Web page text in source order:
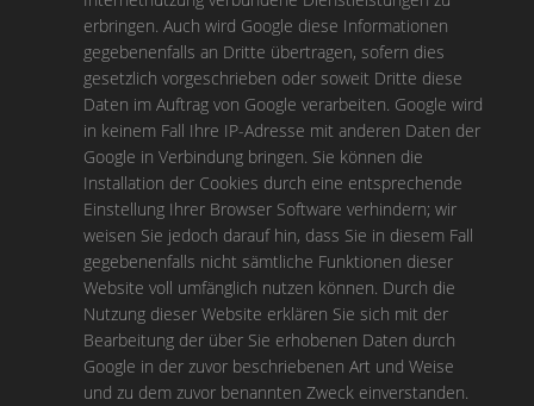
erbringen. Auch wird Google diese Informationen
gegebenenfalls an Dritte übertragen, sofern dies
gesetzlich vorgeschrieben oder soweit Dritte diese
Daten im Auftrag von Google verarbeiten. Google wird
in keinem Fall Ihre IP-Adresse mit anderen Daten der
Google in Verbindung bringen. Sie können die
Installation der Cookies durch eine entsprechende
Einstellung Ihrer Browser Software verhindern; wir
weisen Sie jedoch darauf hin, dass Sie in diesem Fall
gegebenenfalls nicht sämtliche Funktionen dieser
Website voll umfänglich nutzen können. Durch die
Nutzung dieser Website erklären Sie sich mit der
Bearbeitung der über Sie erhobenen Daten durch
Google in der zuvor beschriebenen Art und Weise
und zu dem zuvor benannten Zweck einverstanden.